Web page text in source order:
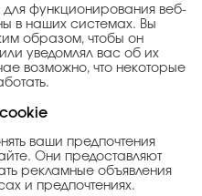
функционирования веб-
в наших системах. Вы
образом, чтобы он
уведомлял вас об их
возможно, что некоторые
ваши предпочтения
Они предоставляют
рекламные объявления
и предпочтениях.